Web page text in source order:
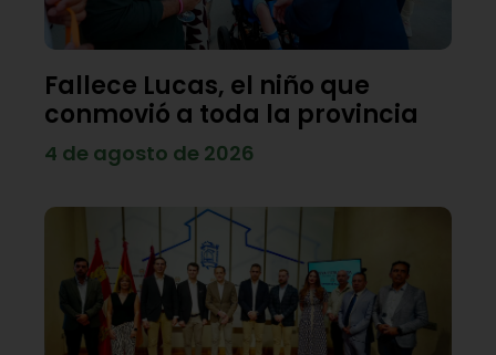
Fallece Lucas, el niño que
conmovió a toda la provincia
4 de agosto de 2026